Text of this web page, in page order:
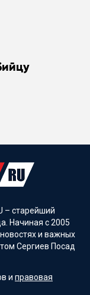
– старейший
Начиная с 2005
и важных
Сергиев Посад
и правовая